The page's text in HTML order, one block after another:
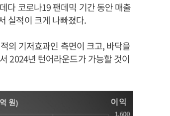
다 코로나19 팬데믹 기간 동안 매출
실적이 크게 나빠졌다.
의 기저효과인 측면이 크고, 바닥을
2024년 턴어라운드가 가능할 것이